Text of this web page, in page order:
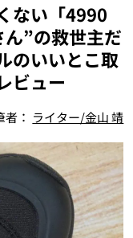
ない「4990
”の救世主だ
のいいとこ取
ビュー
者： ライター/金山 靖